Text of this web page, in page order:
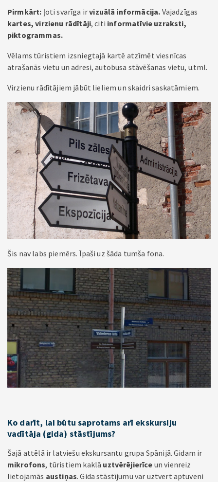
Pirmkārt: ļoti svarīga irvizuālā informācija. Vajadzīgas
kartes, virzienu rādītāji, citi informatīvie uzraksti,
piktogrammas.
Vēlams tūristiem izsniegtajā kartē atzīmēt viesnīcas
atrašanās vietu un adresi, autobusa stāvēšanas vietu, u.tml.
Virzienu rādītājiem jābūt lieliem un skaidri saskatāmiem.
Šis nav labs piemērs. Īpaši uz šāda tumša fona.
Ko darīt, lai būtu saprotams arī ekskursiju
vadītāja (gida) stāstījums?
Šajā attēlā ir latviešu ekskursantu grupa Spānijā. Gidam ir
mikrofons, tūristiem kaklā uztvērējierīce un vienreiz
lietojamās austiņas. Gida stāstījumu var uztvert aptuveni